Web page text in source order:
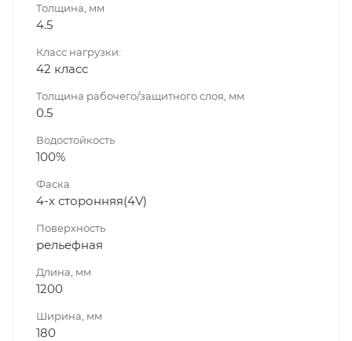
Толщина, мм
4.5
Класс нагрузки:
42 класс
Толщина рабочего/защитного слоя, мм
0.5
Водостойкость
100%
Фаска
4-х сторонняя(4V)
Поверхность
рельефная
Длина, мм
1200
Ширина, мм
180